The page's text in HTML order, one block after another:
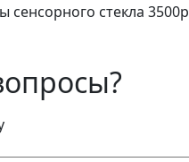
сенсорного стекла 3500р